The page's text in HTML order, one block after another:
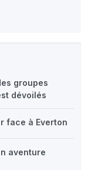
groupes
dévoilés
face à Everton
aventure